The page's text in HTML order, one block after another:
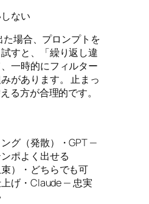
ない
場合、プロンプトを
すと、「繰り返し違
一時的にフィルター
があります。 止まっ
る方が合理的です。
グ（発散）・GPT —
ポよく出せる
）・どちらでも可
げ・Claude — 忠実